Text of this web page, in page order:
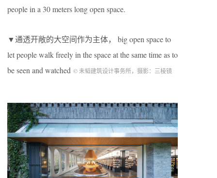
people in a 30 meters long open space.
▼通透开敞的大空间作为主体， big open space to
let people walk freely in the space at the same time as to
be seen and watched © 未韬建筑设计事务所，摄影：三棱镜